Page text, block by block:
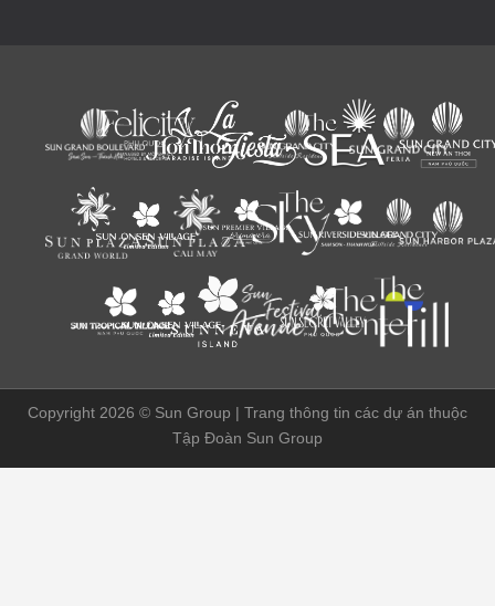
Copyright 2026 © Sun Group | Trang thông tin các dự án thuộc
Tập Đoàn Sun Group